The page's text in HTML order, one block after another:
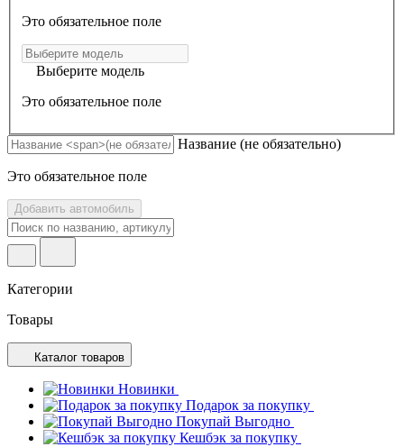
Это обязательное поле
Выберите модель
Это обязательное поле
Название (не обязательно)
Это обязательное поле
Добавить автомобиль
Категории
Товары
Каталог товаров
Новинки
Подарок за покупку
Покупай Выгодно
Кешбэк за покупку